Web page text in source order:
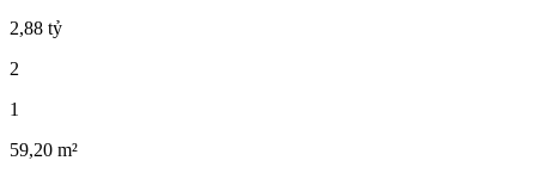
2,88 tỷ
2
1
59,20 m²